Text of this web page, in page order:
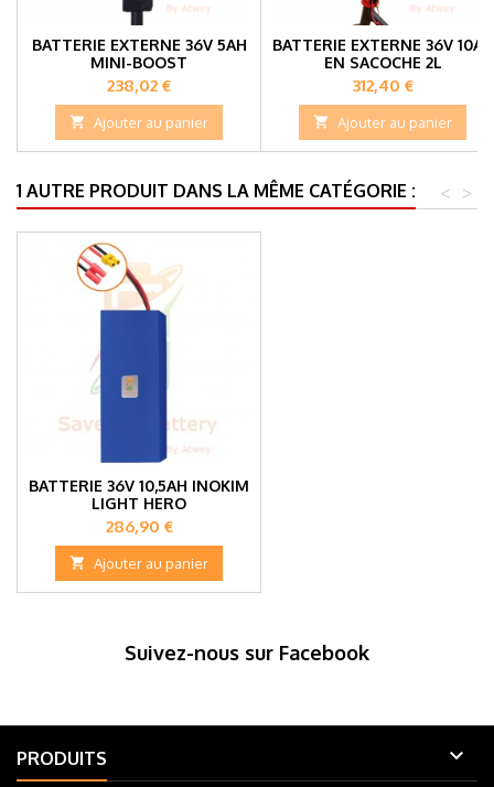
BATTERIE EXTERNE 36V 5AH
MINI-BOOST
Prix
238,02 €
 Ajouter au panier
BATTERIE EXTERNE 36V 10AH
EN SACOCHE 2L
Prix
312,40 €
 Ajouter au panier
1 AUTRE PRODUIT DANS LA MÊME CATÉGORIE : >
<
BATTERIE 36V 10,5AH INOKIM
LIGHT HERO
Prix
286,90 €
 Ajouter au panier
Suivez-nous sur Facebook
PRODUITS 